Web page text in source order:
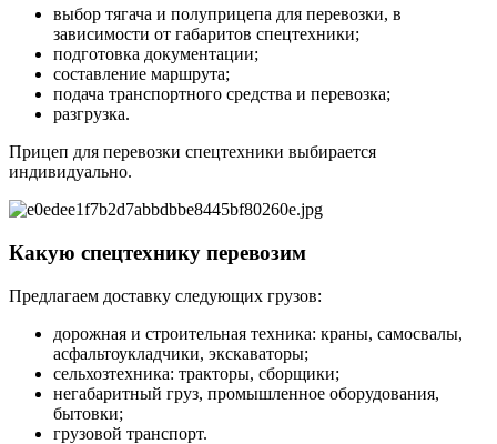
выбор тягача и полуприцепа для перевозки, в
зависимости от габаритов спецтехники;
подготовка документации;
составление маршрута;
подача транспортного средства и перевозка;
разгрузка.
Прицеп для перевозки спецтехники выбирается
индивидуально.
Какую спецтехнику перевозим
Предлагаем доставку следующих грузов:
дорожная и строительная техника: краны, самосвалы,
асфальтоукладчики, экскаваторы;
сельхозтехника: тракторы, сборщики;
негабаритный груз, промышленное оборудования,
бытовки;
грузовой транспорт.